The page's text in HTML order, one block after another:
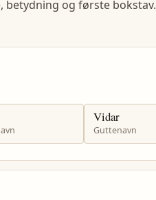
og første bokstav.
Vidar
Guttenavn